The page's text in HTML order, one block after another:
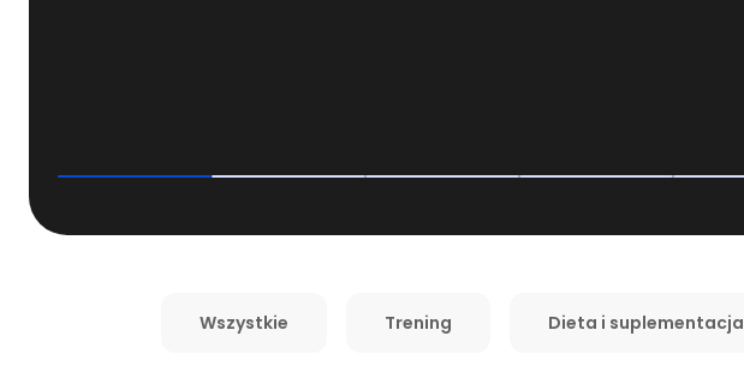
Wszystkie Trening Dieta i suplementacja